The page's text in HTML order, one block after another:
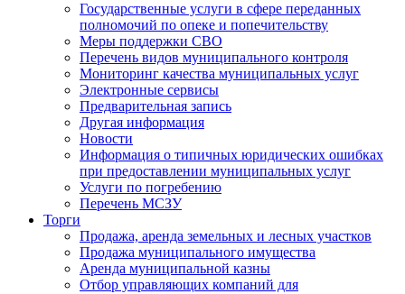
Государственные услуги в сфере переданных
полномочий по опеке и попечительству
Меры поддержки СВО
Перечень видов муниципального контроля
Мониторинг качества муниципальных услуг
Электронные сервисы
Предварительная запись
Другая информация
Новости
Информация о типичных юридических ошибках
при предоставлении муниципальных услуг
Услуги по погребению
Перечень МСЗУ
Торги
Продажа, аренда земельных и лесных участков
Продажа муниципального имущества
Аренда муниципальной казны
Отбор управляющих компаний для